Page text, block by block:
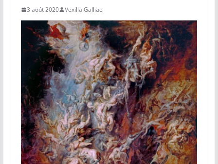
3 août 2020 Vexilla Galliae